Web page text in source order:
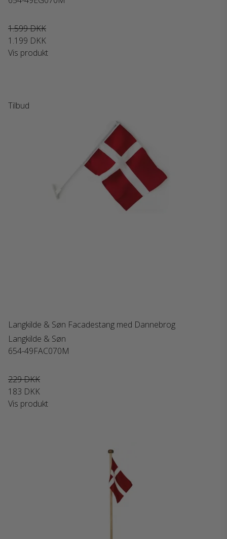
1.599 DKK
1.199 DKK
Vis produkt
Tilbud
Langkilde & Søn Facadestang med Dannebrog
Langkilde & Søn
654-49FAC070M
229 DKK
183 DKK
Vis produkt